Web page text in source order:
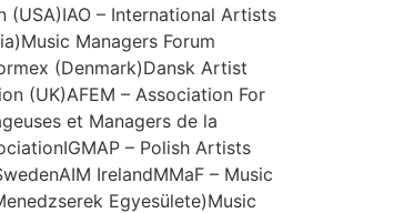
(USA)IAO – International Artists
Managers Forum
(Denmark)Dansk Artist
(UK)AFEM – Association For
et Managers de la
– Polish Artists
IrelandMMaF – Music
Egyesülete)Music